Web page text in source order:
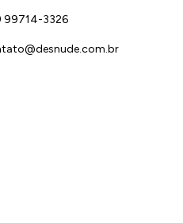
99714-3326